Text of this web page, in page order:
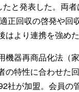
と発表した。両
正回収の啓発や回
より連携を強め
器再商品化法（
の特性に合わせた
社が加盟。会員の